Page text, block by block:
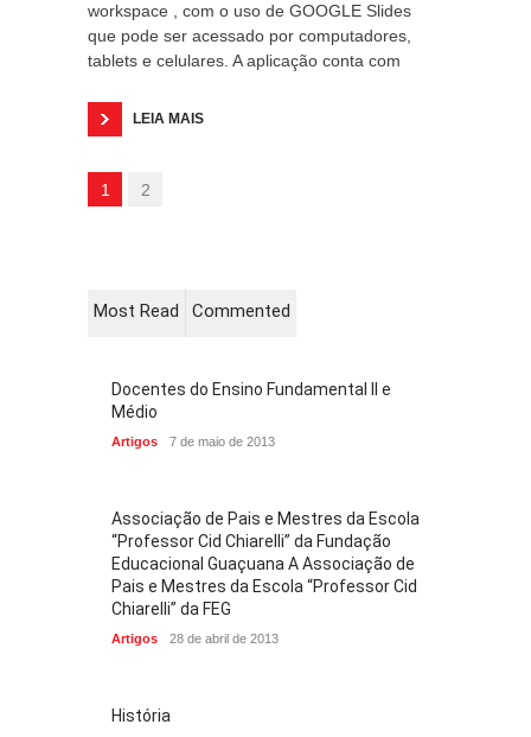
workspace , com o uso de GOOGLE Slides
que pode ser acessado por computadores,
tablets e celulares. A aplicação conta com
LEIA MAIS
1 2
Most Read Commented
Docentes do Ensino Fundamental II e
Médio
Artigos 7 de maio de 2013
Associação de Pais e Mestres da Escola
“Professor Cid Chiarelli” da Fundação
Educacional Guaçuana A Associação de
Pais e Mestres da Escola “Professor Cid
Chiarelli” da FEG
Artigos 28 de abril de 2013
História